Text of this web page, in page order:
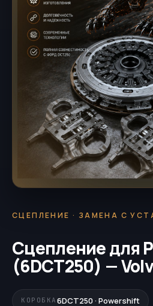
СЦЕПЛЕНИЕ · ЗАМЕНА С
Сцепление для
(6DCT250) —
КОРОБКА 6DCT250 · Powershift